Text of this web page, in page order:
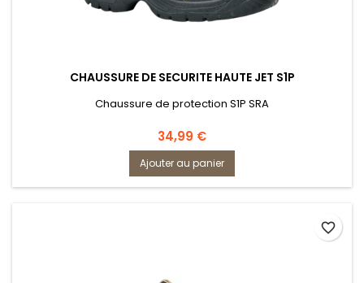
CHAUSSURE DE SECURITE HAUTE JET S1P
Chaussure de protection S1P SRA
Prix
34,99 €
Ajouter au panier
favorite_border